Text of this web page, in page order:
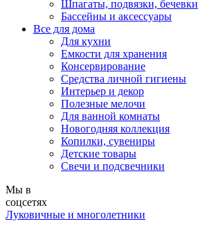
Шпагаты, подвязки, бечевки
Бассейны и аксессуары
Все для дома
Для кухни
Емкости для хранения
Консервирование
Средства личной гигиены
Интерьер и декор
Полезные мелочи
Для ванной комнаты
Новогодняя коллекция
Копилки, сувениры
Детские товары
Свечи и подсвечники
Мы в
соцсетях
Луковичные и многолетники